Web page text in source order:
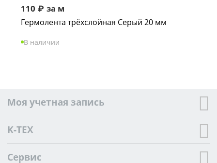
110 ₽ за м
Гермолента трёхслойная Серый 20 мм
В наличии
Моя учетная запись
K-TEX
Сервис